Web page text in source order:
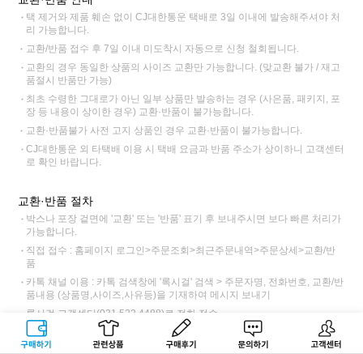
구매하기 관련상품 상품후기 문의하기 고객센터
택 제거와 제품 훼손 없이 CJ대한통운 택배로 3일 이내에 발송해주셔야 처
리 가능합니다.
교환/반품 접수 후 7일 이내 미도착시 자동으로 신청 철회됩니다.
교환의 경우 동일한 상품의 사이즈 교환만 가능합니다. (맞교환 불가 / 재고
품절시 반품만 가능)
최초 수령한 그대로가 아닌 일부 상품만 발송하는 경우 (사은품, 패키지, 포
장 등 내용이 상이한 경우) 교환·반품이 불가능합니다.
교환·반품불가 사전 고지 상품인 경우 교환·반품이 불가능합니다.
CJ대한통운 외 타택배 이용 시 택배 요금과 반품 주소가 상이하니 고객센터
로 확인 바랍니다.
교환·반품 절차
박스나 포장 겉면에 '교환' 또는 '반품' 표기 후 보내주시면 보다 빠른 처리가
가능합니다.
직접 접수 : 홈페이지 로그인>주문조회>최근주문내역>주문상세>교환/반
품
카톡 채널 이용 : 카톡 검색창에 '록시걸' 검색 > 주문자명, 전화번호, 교환/반
품내용 (상품명,사이즈,사유등)을 기재하여 메시지 보내기
록시걸 고객센터(031.522.4488)로 전화 접수
교환 접수 후 CJ대한통운 기사님 방문 > 택배비 6,000원 (제주, 도서산간
12,000원)동봉 또는 입금하여 전달 > 록시걸 도착>제품 검수 후 교환 출고